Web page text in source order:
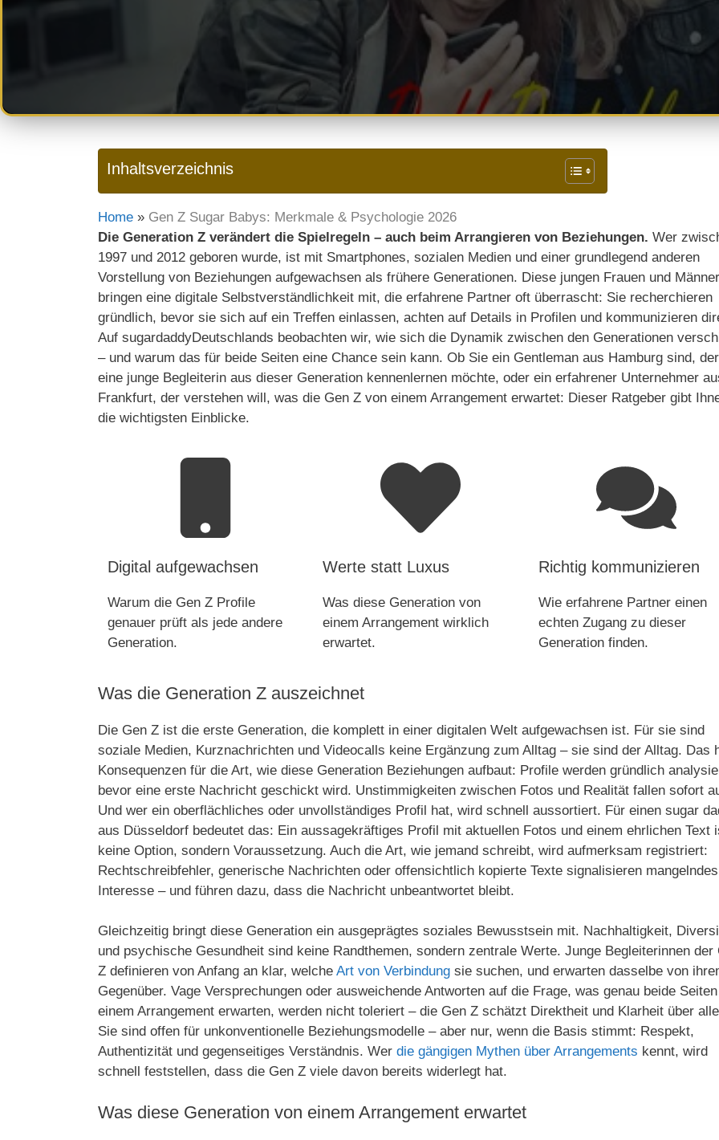
Inhaltsverzeichnis
Home » Gen Z Sugar Babys: Merkmale & Psychologie 2026
Die Generation Z verändert die Spielregeln – auch beim Arrangieren von Beziehungen. Wer
1997 und 2012 geboren wurde, ist mit Smartphones, sozialen Medien und einer grundlegend anderen
Vorstellung von Beziehungen aufgewachsen als frühere Generationen. Diese jungen Frauen und Männer
bringen eine digitale Selbstverständlichkeit mit, die erfahrene Partner oft überrascht: Sie recherchieren
gründlich, bevor sie sich auf ein Treffen einlassen, achten auf Details in Profilen und kommunizieren
Auf sugardaddyDeutschlands beobachten wir, wie sich die Dynamik zwischen den Generationen
– und warum das für beide Seiten eine Chance sein kann. Ob Sie ein Gentleman aus Hamburg sind, der
eine junge Begleiterin aus dieser Generation kennenlernen möchte, oder ein erfahrener Unternehmer
Frankfurt, der verstehen will, was die Gen Z von einem Arrangement erwartet: Dieser Ratgeber gibt
die wichtigsten Einblicke.
Digital aufgewachsen
Warum die Gen Z Profile
genauer prüft als jede andere
Generation.
Werte statt Luxus
Was diese Generation von
einem Arrangement wirklich
erwartet.
Richtig kommunizieren
Wie erfahrene Partner einen
echten Zugang zu dieser
Generation finden.
Was die Generation Z auszeichnet
Die Gen Z ist die erste Generation, die komplett in einer digitalen Welt aufgewachsen ist. Für sie sind
soziale Medien, Kurznachrichten und Videocalls keine Ergänzung zum Alltag – sie sind der Alltag. Das
Konsequenzen für die Art, wie diese Generation Beziehungen aufbaut: Profile werden gründlich
bevor eine erste Nachricht geschickt wird. Unstimmigkeiten zwischen Fotos und Realität fallen sofort
Und wer ein oberflächliches oder unvollständiges Profil hat, wird schnell aussortiert. Für einen sugar
aus Düsseldorf bedeutet das: Ein aussagekräftiges Profil mit aktuellen Fotos und einem ehrlichen Text
keine Option, sondern Voraussetzung. Auch die Art, wie jemand schreibt, wird aufmerksam registriert:
Rechtschreibfehler, generische Nachrichten oder offensichtlich kopierte Texte signalisieren mangelndes
Interesse – und führen dazu, dass die Nachricht unbeantwortet bleibt.
Gleichzeitig bringt diese Generation ein ausgeprägtes soziales Bewusstsein mit. Nachhaltigkeit,
und psychische Gesundheit sind keine Randthemen, sondern zentrale Werte. Junge Begleiterinnen der
Z definieren von Anfang an klar, welche Art von Verbindung sie suchen, und erwarten dasselbe von
Gegenüber. Vage Versprechungen oder ausweichende Antworten auf die Frage, was genau beide
einem Arrangement erwarten, werden nicht toleriert – die Gen Z schätzt Direktheit und Klarheit über
Sie sind offen für unkonventionelle Beziehungsmodelle – aber nur, wenn die Basis stimmt: Respekt,
Authentizität und gegenseitiges Verständnis. Wer die gängigen Mythen über Arrangements kennt, wird
schnell feststellen, dass die Gen Z viele davon bereits widerlegt hat.
Was diese Generation von einem Arrangement erwartet